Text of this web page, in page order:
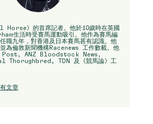
Horse》的首席記者。他於10歲時在英國
生活時受賽馬運動吸引。他作為賽馬編
職九年，對香港及日本賽馬甚有認識。他
為倫敦新聞機構Racenews 工作數載。他
Post, ANZ Bloodstock News,
TDN 及《競馬論》工
文章